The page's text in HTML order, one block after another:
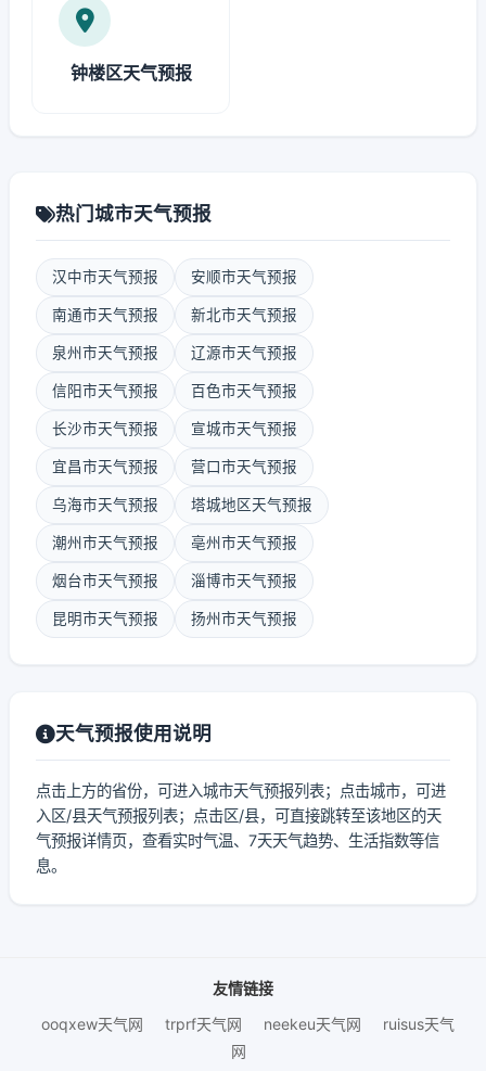
钟楼区天气预报
热门城市天气预报
汉中市天气预报 安顺市天气预报
南通市天气预报 新北市天气预报
泉州市天气预报 辽源市天气预报
信阳市天气预报 百色市天气预报
长沙市天气预报 宣城市天气预报
宜昌市天气预报 营口市天气预报
乌海市天气预报 塔城地区天气预报
潮州市天气预报 亳州市天气预报
烟台市天气预报 淄博市天气预报
昆明市天气预报 扬州市天气预报
天气预报使用说明
点击上方的省份，可进入城市天气预报列表；点击城市，可进
入区/县天气预报列表；点击区/县，可直接跳转至该地区的天
气预报详情页，查看实时气温、7天天气趋势、生活指数等信
息。
友情链接
ooqxew天气网
trprf天气网 neekeu天气网
ruisus天气
网